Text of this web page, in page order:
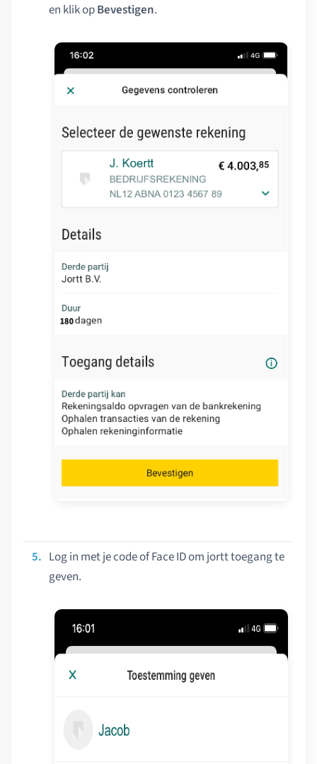
en klik opBevestigen.
Log in met je code of Face ID om jortt toegang te
geven.